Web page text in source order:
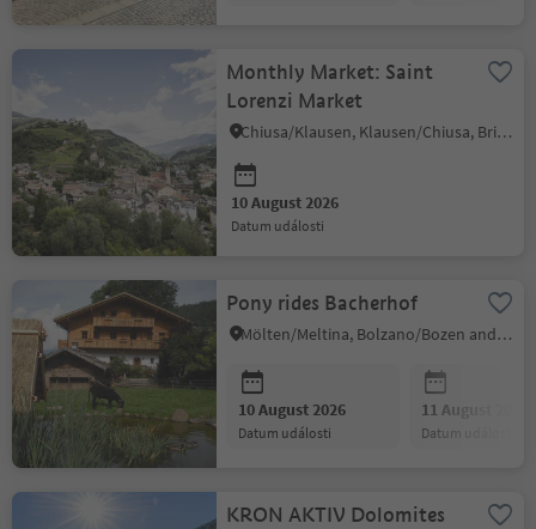
Monthly Market: Saint
Lorenzi Market
Chiusa/Klausen, Klausen/Chiusa, Brixen/Bressanone and environs
10 August 2026
datum události
Pony rides Bacherhof
Mölten/Meltina, Bolzano/Bozen and environs
10 August 2026
datum události
11 August 2026
datum události
KRON AKTIV Dolomites